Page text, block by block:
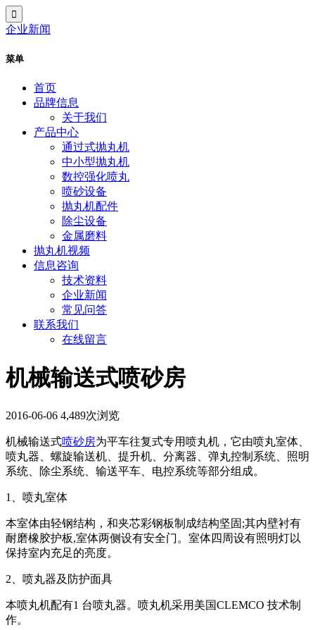
企业新闻
菜单
首页
品牌信息
关于我们
产品中心
通过式抛丸机
中小型抛丸机
数控强化喷丸
喷砂设备
抛丸机配件
除尘设备
金属磨料
抛丸机视频
信息咨询
技术资料
企业新闻
常见问答
联系我们
在线留言
机械输送式喷砂房
2016-06-06 4,489次浏览
机械输送式喷砂房为平车往复式专用喷丸机，它由喷丸室体、
喷丸器、螺旋输送机、提升机、分离器、弹丸控制系统、照明
系统、除尘系统、输送平车、电控系统等部分组成。
1、喷丸室体
本室体由轻钢结构，和夹芯彩钢板制成结构坚固;其内壁衬有
耐磨橡胶护板,室体两侧设有安全门。室体四周设有照明灯以
保持室内充足的亮度。
2、喷丸器及防护面具
本喷丸机配有1 台喷丸器。喷丸机采用美国CLEMCO 技术制
作。